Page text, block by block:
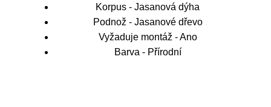
Korpus - Jasanová dýha
Podnož - Jasanové dřevo
Vyžaduje montáž - Ano
Barva - Přírodní